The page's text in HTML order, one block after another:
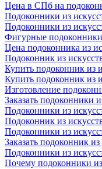
Цена в СПб на
Подоконники из
Подоконники из
Фигурные подоконники
Цена подоконника из
Подоконник из
Купить подоконник из
Купить подоконник из
Изготовление
Заказать подоконники
Подоконники из
Подоконник из
Подоконники из
Заказать подоконник
Подоконники из
Почему подоконники